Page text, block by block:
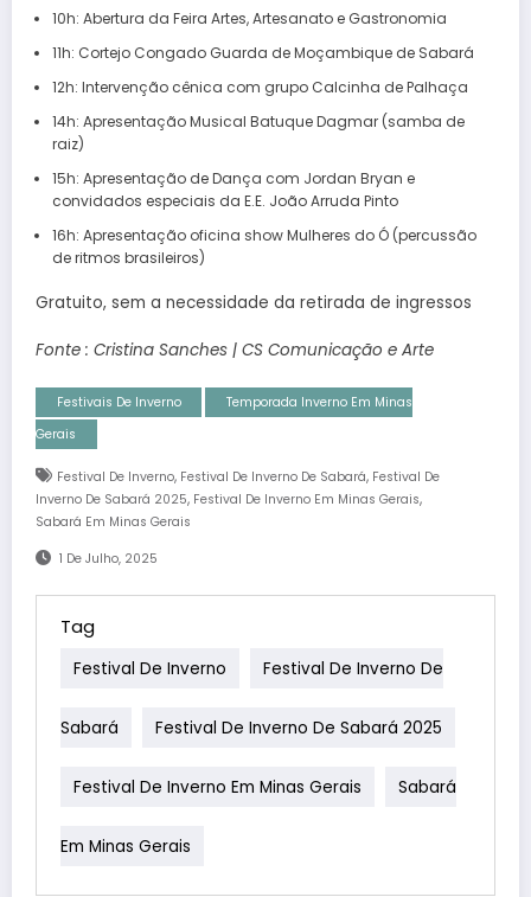
10h: Abertura da Feira Artes, Artesanato e Gastronomia
11h: Cortejo Congado Guarda de Moçambique de Sabará
12h: Intervenção cênica com grupo Calcinha de Palhaça
14h: Apresentação Musical Batuque Dagmar (samba de
raiz)
15h: Apresentação de Dança com Jordan Bryan e
convidados especiais da E.E. João Arruda Pinto
16h: Apresentação oficina show Mulheres do Ó (percussão
de ritmos brasileiros)
Gratuito, sem a necessidade da retirada de ingressos
Fonte : Cristina Sanches | CS Comunicação e Arte
Festivais De Inverno
Temporada Inverno Em Minas
Gerais
Festival De Inverno, Festival De Inverno De Sabará, Festival De
Inverno De Sabará 2025, Festival De Inverno Em Minas Gerais,
Sabará Em Minas Gerais
1 De Julho, 2025
Tag
Festival De Inverno Festival De Inverno De
Sabará Festival De Inverno De Sabará 2025
Festival De Inverno Em Minas Gerais Sabará
Em Minas Gerais